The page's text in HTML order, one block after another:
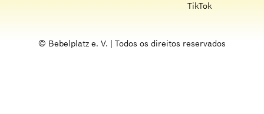
TikTok
© Bebelplatz e. V. | Todos os direitos reservados